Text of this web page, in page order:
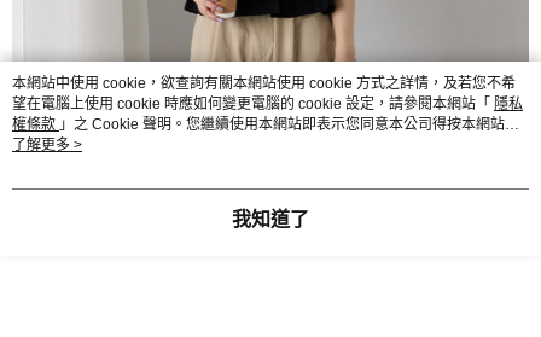
本網站中使用 cookie，欲查詢有關本網站使用 cookie 方式之詳情，及若您不希
望在電腦上使用 cookie 時應如何變更電腦的 cookie 設定，請參閱本網站「 隱私
權條款 」之 Cookie 聲明。您繼續使用本網站即表示您同意本公司得按本網站使
用條款之 Cookie 聲明使用 cookie。
了解更多 >
我知道了